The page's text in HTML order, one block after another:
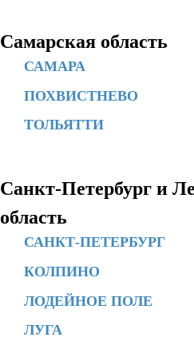
Самарская область
САМАРА
ПОХВИСТНЕВО
ТОЛЬЯТТИ
Санкт-Петербург и
область
САНКТ-ПЕТЕРБУРГ
КОЛПИНО
ЛОДЕЙНОЕ ПОЛЕ
ЛУГА